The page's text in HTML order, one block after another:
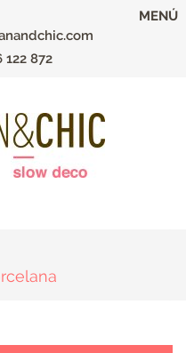
122 872
MENÚ